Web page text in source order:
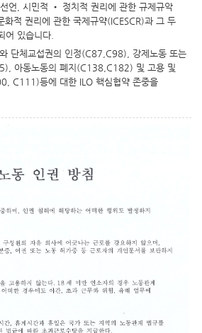
언, 시민적 • 정치적 권리에 관한 규제규악
적 권리에 관한 국제규약(ICESCR)과 그 두
어 있습니다.
단체교섭권의 인정(C87,C98), 강제노동 또는
아동노동의 폐지(C138,C182) 및 고용 및
C111)등에 대한 ILO 핵심협약 존중을